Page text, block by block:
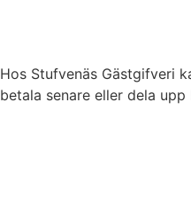
Hos Stufvenäs Gästgifveri
betala senare eller dela